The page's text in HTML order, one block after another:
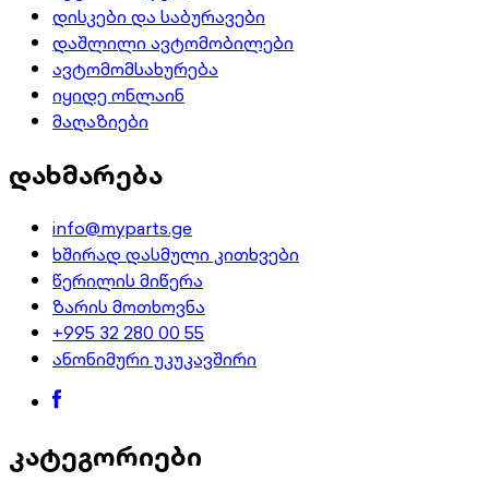
დისკები და საბურავები
დაშლილი ავტომობილები
ავტომომსახურება
იყიდე ონლაინ
მაღაზიები
დახმარება
info@myparts.ge
ხშირად დასმული კითხვები
წერილის მიწერა
ზარის მოთხოვნა
+995 32 280 00 55
ანონიმური უკუკავშირი
კატეგორიები